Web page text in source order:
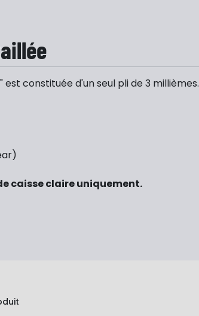
est constituée d'un seul pli de 3 millièmes.
caisse claire uniquement.